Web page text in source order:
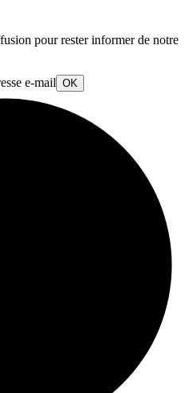
pour rester informer de notre
e-mail